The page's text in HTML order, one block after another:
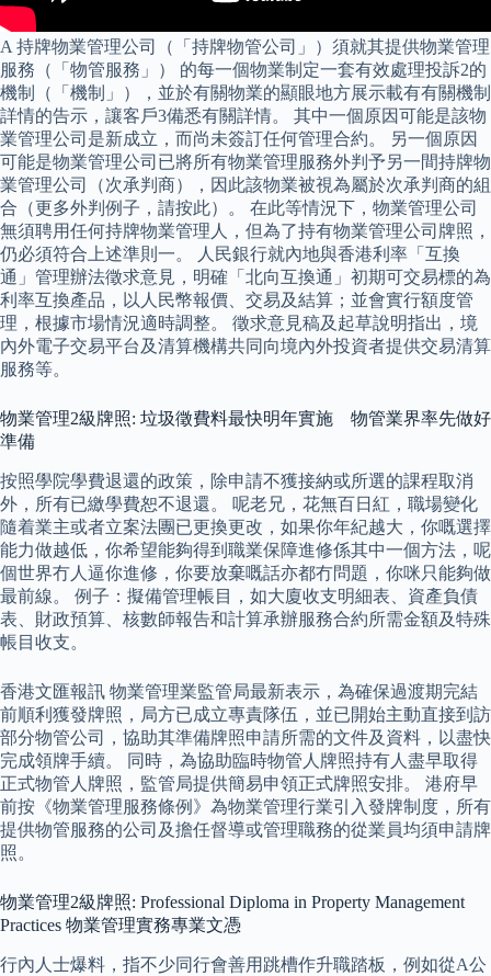
A 持牌物業管理公司（「持牌物管公司」）須就其提供物業管理
服務（「物管服務」） 的每一個物業制定一套有效處理投訴2的
機制（「機制」），並於有關物業的顯眼地方展示載有有關機制
詳情的告示，讓客戶3備悉有關詳情。 其中一個原因可能是該物
業管理公司是新成立，而尚未簽訂任何管理合約。 另一個原因
可能是物業管理公司已將所有物業管理服務外判予另一間持牌物
業管理公司（次承判商），因此該物業被視為屬於次承判商的組
合（更多外判例子，請按此）。 在此等情況下，物業管理公司
無須聘用任何持牌物業管理人，但為了持有物業管理公司牌照，
仍必須符合上述準則一。 人民銀行就內地與香港利率「互換
通」管理辦法徵求意見，明確「北向互換通」初期可交易標的為
利率互換產品，以人民幣報價、交易及結算；並會實行額度管
理，根據市場情況適時調整。 徵求意見稿及起草說明指出，境
內外電子交易平台及清算機構共同向境內外投資者提供交易清算
服務等。
物業管理2級牌照: 垃圾徵費料最快明年實施 物管業界率先做好
準備
按照學院學費退還的政策，除申請不獲接納或所選的課程取消
外，所有已繳學費恕不退還。 呢老兄，花無百日紅，職場變化
隨着業主或者立案法團已更換更改，如果你年紀越大，你嘅選擇
能力做越低，你希望能夠得到職業保障進修係其中一個方法，呢
個世界冇人逼你進修，你要放棄嘅話亦都冇問題，你咪只能夠做
最前線。 例子：擬備管理帳目，如大廈收支明細表、資產負債
表、財政預算、核數師報告和計算承辦服務合約所需金額及特殊
帳目收支。
香港文匯報訊 物業管理業監管局最新表示，為確保過渡期完結
前順利獲發牌照，局方已成立專責隊伍，並已開始主動直接到訪
部分物管公司，協助其準備牌照申請所需的文件及資料，以盡快
完成領牌手續。 同時，為協助臨時物管人牌照持有人盡早取得
正式物管人牌照，監管局提供簡易申領正式牌照安排。 港府早
前按《物業管理服務條例》為物業管理行業引入發牌制度，所有
提供物管服務的公司及擔任督導或管理職務的從業員均須申請牌
照。
物業管理2級牌照: Professional Diploma in Property Management
Practices 物業管理實務專業文憑
行內人士爆料，指不少同行會善用跳槽作升職踏板，例如從A公